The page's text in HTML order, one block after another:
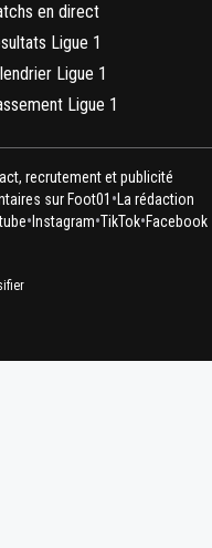
en direct
Ligue 1
Ligue 1
Ligue 1
recrutement et publicité
sur Foot01 • La rédaction
• Instagram•TikTok•Facebook